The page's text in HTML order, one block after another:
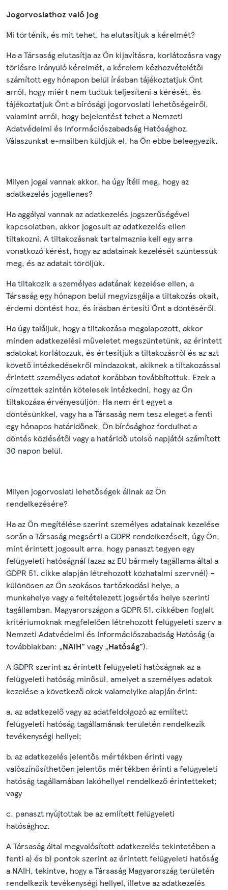
Jogorvoslathoz való jog
Mi történik, és mit tehet, ha elutasítjuk a kérelmét?
Ha a Társaság elutasítja az Ön kijavításra, korlátozásra vagy
törlésre irányuló kérelmét, a kérelem kézhezvételétől
számított egy hónapon belül írásban tájékoztatjuk Önt
arról, hogy miért nem tudtuk teljesíteni a kérését, és
tájékoztatjuk Önt a bírósági jogorvoslati lehetőségeiről,
valamint arról, hogy bejelentést tehet a Nemzeti
Adatvédelmi és Információszabadság Hatósághoz.
Válaszunkat e-mailben küldjük el, ha Ön ebbe beleegyezik.
Milyen jogai vannak akkor, ha úgy ítéli meg, hogy az
adatkezelés jogellenes?
Ha aggályai vannak az adatkezelés jogszerűségével
kapcsolatban, akkor jogosult az adatkezelés ellen
tiltakozni. A tiltakozásnak tartalmaznia kell egy arra
vonatkozó kérést, hogy az adatainak kezelését szüntessük
meg, és az adatait töröljük.
Ha tiltakozik a személyes adatának kezelése ellen, a
Társaság egy hónapon belül megvizsgálja a tiltakozás okait,
érdemi döntést hoz, és írásban értesíti Önt a döntéséről.
Ha úgy találjuk, hogy a tiltakozása megalapozott, akkor
minden adatkezelési műveletet megszüntetünk, az érintett
adatokat korlátozzuk, és értesítjük a tiltakozásról és az azt
követő intézkedésekről mindazokat, akiknek a tiltakozással
érintett személyes adatot korábban továbbítottuk. Ezek a
címzettek szintén kötelesek intézkedni, hogy az Ön
tiltakozása érvényesüljön. Ha nem ért egyet a
döntésünkkel, vagy ha a Társaság nem tesz eleget a fenti
egy hónapos határidőnek, Ön bírósághoz fordulhat a
döntés közlésétől vagy a határidő utolsó napjától számított
30 napon belül.
Milyen jogorvoslati lehetőségek állnak az Ön
rendelkezésére?
Ha az Ön megítélése szerint személyes adatainak kezelése
során a Társaság megsérti a GDPR rendelkezéseit, úgy Ön,
mint érintett jogosult arra, hogy panaszt tegyen egy
felügyeleti hatóságnál (azaz az EU bármely tagállama által a
GDPR 51. cikke alapján létrehozott közhatalmi szervnél) –
különösen az Ön szokásos tartózkodási helye, a
munkahelye vagy a feltételezett jogsértés helye szerinti
tagállamban. Magyarországon a GDPR 51. cikkében foglalt
kritériumoknak megfelelően létrehozott felügyeleti szerv a
Nemzeti Adatvédelmi és Információszabadság Hatóság (a
továbbiakban: „NAIH” vagy „Hatóság”).
A GDPR szerint az érintett felügyeleti hatóságnak az a
felügyeleti hatóság minősül, amelyet a személyes adatok
kezelése a következő okok valamelyike alapján érint:
a. az adatkezelő vagy az adatfeldolgozó az említett
felügyeleti hatóság tagállamának területén rendelkezik
tevékenységi hellyel;
b. az adatkezelés jelentős mértékben érinti vagy
valószínűsíthetően jelentős mértékben érinti a felügyeleti
hatóság tagállamában lakóhellyel rendelkező érintetteket;
vagy
c. panaszt nyújtottak be az említett felügyeleti
hatósághoz.
A Társaság által megvalósított adatkezelés tekintetében a
fenti a) és b) pontok szerint az érintett felügyeleti hatóság
a NAIH, tekintve, hogy a Társaság Magyarország területén
rendelkezik tevékenységi hellyel, illetve az adatkezelés